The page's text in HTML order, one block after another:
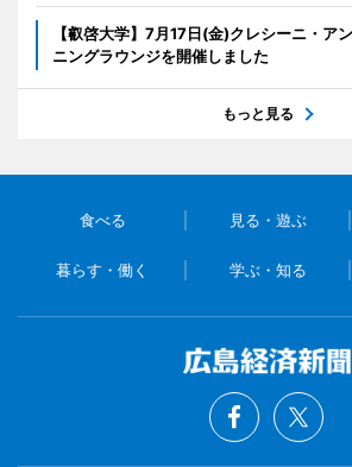
【叡啓大学】7月17日(金)クレシーニ・ア
ニングラウンジを開催しました
もっと見る
食べる 見る・遊ぶ
暮らす・働く 学ぶ・知る